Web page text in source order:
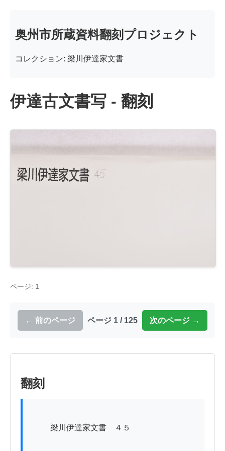
奥州市所蔵資料翻刻プロジェクト
コレクション: 梁川伊達家文書
伊達古文書写 - 翻刻
ページ: 1
← 前のページ ページ 1 / 125 次のページ →
翻刻